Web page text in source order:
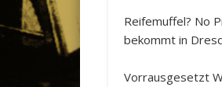
Reifemuffel? No
bekommt in
Vorrausgesetzt